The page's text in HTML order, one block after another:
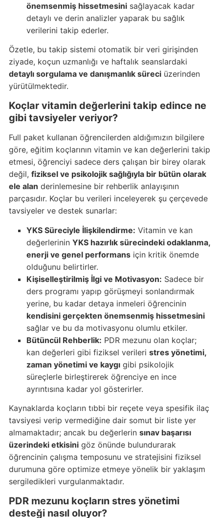
önemsenmiş hissetmesinisağlayacak kadar
detaylı ve derin analizler yaparak bu sağlık
verilerini takip ederler.
Özetle, bu takip sistemi otomatik bir veri girişinden
ziyade, koçun uzmanlığı ve haftalık seanslardaki
detaylı sorgulama ve danışmanlık süreciüzerinden
yürütülmektedir.
Koçlar vitamin değerlerini takip edince ne
gibi tavsiyeler veriyor?
Full paket kullanan öğrencilerden aldığımızın bilgilere
göre, eğitim koçlarının vitamin ve kan değerlerini takip
etmesi, öğrenciyi sadece ders çalışan bir birey olarak
değil, fiziksel ve psikolojik sağlığıyla bir bütün olarak
ele alan derinlemesine bir rehberlik anlayışının
parçasıdır. Koçlar bu verileri inceleyerek şu çerçevede
tavsiyeler ve destek sunarlar:
YKS Süreciyle İlişkilendirme: Vitamin ve kan
değerlerinin YKS hazırlık sürecindeki odaklanma,
enerji ve genel performansiçin kritik önemde
olduğunu belirtirler.
Kişiselleştirilmiş İlgi ve Motivasyon: Sadece bir
ders programı yapıp görüşmeyi sonlandırmak
yerine, bu kadar detaya inmeleri öğrencinin
kendisini gerçekten önemsenmiş hissetmesini
sağlar ve bu da motivasyonu olumlu etkiler.
Bütüncül Rehberlik: PDR mezunu olan koçlar;
kan değerleri gibi fiziksel verileri stres yönetimi,
zaman yönetimi ve kaygıgibi psikolojik
süreçlerle birleştirerek öğrenciye en ince
ayrıntısına kadar yol gösterirler.
Kaynaklarda koçların tıbbi bir reçete veya spesifik ilaç
tavsiyesi verip vermediğine dair somut bir liste yer
almamaktadır; ancak bu değerlerin sınav başarısı
üzerindeki etkisinigöz önünde bulundurarak
öğrencinin çalışma temposunu ve stratejisini fiziksel
durumuna göre optimize etmeye yönelik bir yaklaşım
sergiledikleri vurgulanmaktadır.
PDR mezunu koçların stres yönetimi
desteği nasıl oluyor?